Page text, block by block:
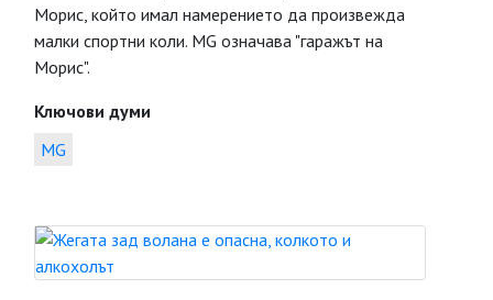
Морис, който имал намерението да произвежда
малки спортни коли. MG означава "гаражът на
Морис".
Ключови думи
MG